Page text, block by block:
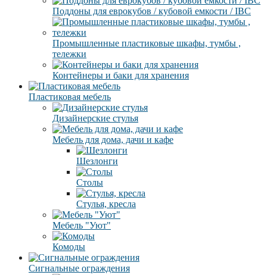
Поддоны для еврокубов / кубовой емкости / IBC
Промышленные пластиковые шкафы, тумбы ,
тележки
Контейнеры и баки для хранения
Пластиковая мебель
Дизайнерские стулья
Мебель для дома, дачи и кафе
Шезлонги
Столы
Стулья, кресла
Мебель "Уют"
Комоды
Сигнальные ограждения